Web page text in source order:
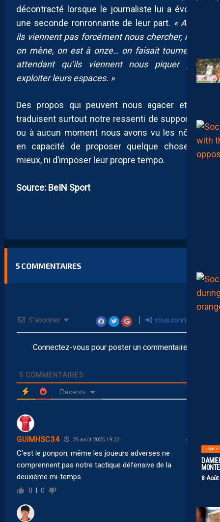
LIGUE 2
8
décontracté lorsque le journaliste lui a évoqué
une seconde ronronnante de leur part. « Après
ils viennent pas forcément nous chercher, nous
on mène, on est à onze… on faisait tourner en
attendant qu’ils viennent nous piquer pour
exploiter leurs espaces. »
Des propos qui peuvent nous agacer et qui
traduisent surtout notre ressenti de supporters
ou à aucun moment nous avons vu les nôtres
en capacité de proposer quelque chose de
mieux, ni d’imposer leur propre tempo.
Source: BeIN Sport
5 COMMENTAIRES
S’abonner vous connecter
Connectez-vous pour poster un commentaire
5 COMMENTAIRES
Récents
GUIMHSC34 25 août 2025 19:22
C’est le ponpon, même les joueurs adverses ne
comprennent pas notre tactique défensive de la
deuxième mi-temps.
0 0